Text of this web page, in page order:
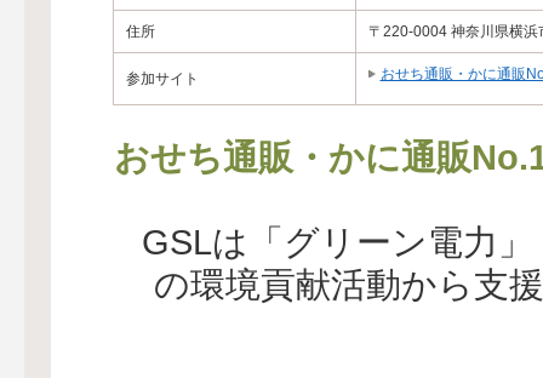
住所 〒220-0004 神奈川県横
参加サイト おせち通販・かに通販
おせち通販・かに通販
GSLは「グリーン電力
の環境貢献活動から支